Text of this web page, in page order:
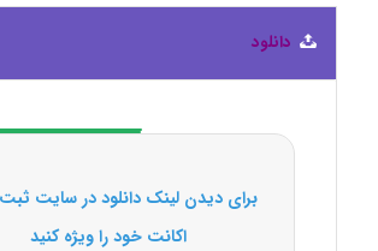
دانلود
برای دیدن لینک دانلود در سایت
اکانت خود را ویژه کنید